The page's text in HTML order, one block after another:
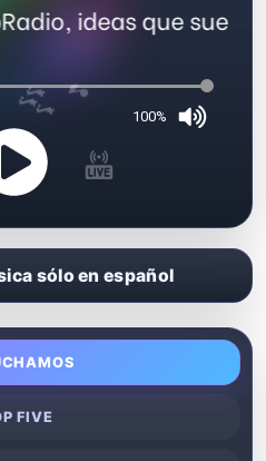
ideas que
100%
sólo en español
FIVE
🎶
🎵